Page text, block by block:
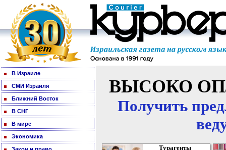
В Израиле
СМИ Израиля
Ближний Восток
В СНГ
В мире
Экономика
ВЫСОКО
Получить
Турагенты